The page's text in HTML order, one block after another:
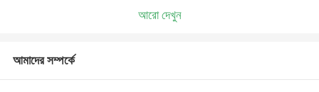
আরো দেখুন
আমাদের সম্পর্কে